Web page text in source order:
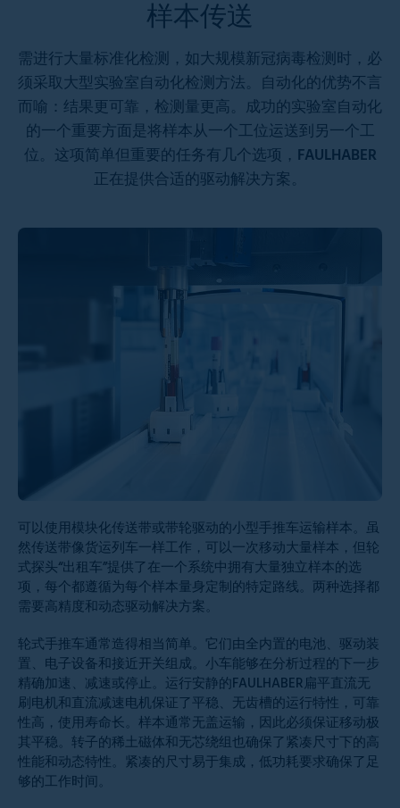
样本传送
需进行大量标准化检测，如大规模新冠病毒检测时，必
须采取大型实验室自动化检测方法。自动化的优势不言
而喻：结果更可靠，检测量更高。成功的实验室自动化
的一个重要方面是将样本从一个工位运送到另一个工
位。这项简单但重要的任务有几个选项，FAULHABER
正在提供合适的驱动解决方案。
可以使用模块化传送带或带轮驱动的小型手推车运输样本。虽
然传送带像货运列车一样工作，可以一次移动大量样本，但轮
式探头“出租车”提供了在一个系统中拥有大量独立样本的选
项，每个都遵循为每个样本量身定制的特定路线。两种选择都
需要高精度和动态驱动解决方案。
轮式手推车通常造得相当简单。它们由全内置的电池、驱动装
置、电子设备和接近开关组成。小车能够在分析过程的下一步
精确加速、减速或停止。运行安静的FAULHABER扁平直流无
刷电机和直流减速电机保证了平稳、无齿槽的运行特性，可靠
性高，使用寿命长。样本通常无盖运输，因此必须保证移动极
其平稳。转子的稀土磁体和无芯绕组也确保了紧凑尺寸下的高
性能和动态特性。紧凑的尺寸易于集成，低功耗要求确保了足
够的工作时间。